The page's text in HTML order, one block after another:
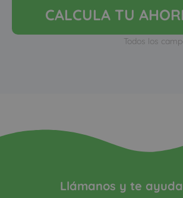
CALCULA TU
Todos los
Llámanos y te